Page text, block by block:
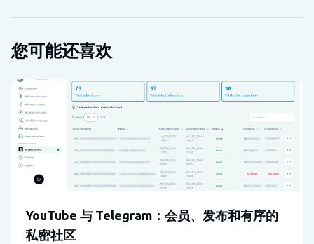
您可能还喜欢
YouTube 与 Telegram：会员、发布和有序的
私密社区